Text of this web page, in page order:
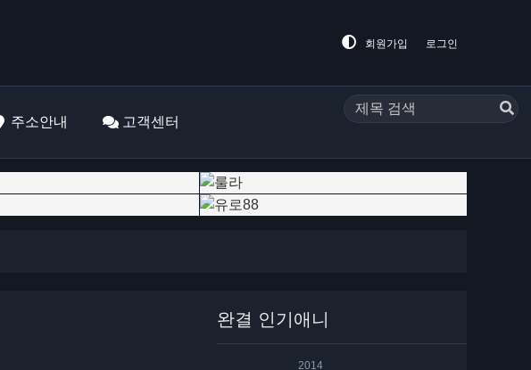
회원가입 로그인
주소안내 고객센터
완결 인기애니
2014